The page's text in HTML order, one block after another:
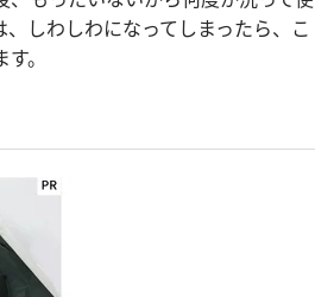
しわしわになってしまったら、こ
。